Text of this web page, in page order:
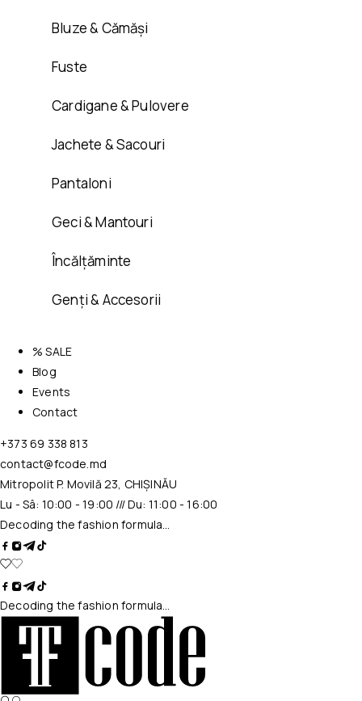
Bluze & Cămăși
Fuste
Cardigane & Pulovere
Jachete & Sacouri
Pantaloni
Geci & Mantouri
Încălțăminte
Genți & Accesorii
% SALE
Blog
Events
Contact
+373 69 338 813
contact@fcode.md
Mitropolit P. Movilă 23, CHIȘINĂU
Lu - Sâ: 10:00 - 19:00 /// Du: 11:00 - 16:00
Decoding the fashion formula…
Decoding the fashion formula…